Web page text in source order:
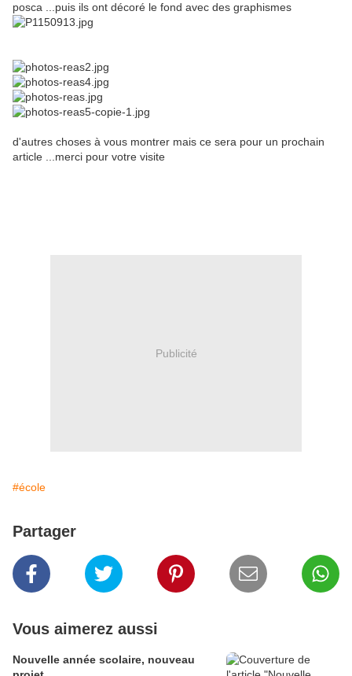
posca ...puis ils ont décoré le fond avec des graphismes
d'autres choses à vous montrer mais ce sera pour un prochain
article ...merci pour votre visite
Publicité
#école
Partager
Vous aimerez aussi
Nouvelle année scolaire, nouveau